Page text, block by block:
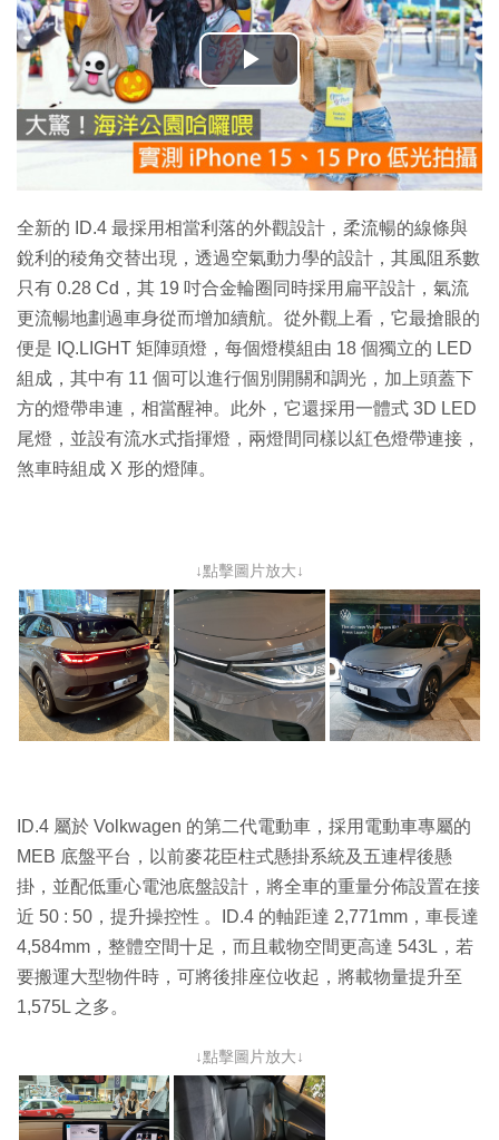
播
放
影
片
全新的 ID.4 最採用相當利落的外觀設計，柔流暢的線條與
銳利的稜角交替出現，透過空氣動力學的設計，其風阻系數
只有 0.28 Cd，其 19 吋合金輪圈同時採用扁平設計，氣流
更流暢地劃過車身從而增加續航。從外觀上看，它最搶眼的
便是 IQ.LIGHT 矩陣頭燈，每個燈模組由 18 個獨立的 LED
組成，其中有 11 個可以進行個別開關和調光，加上頭蓋下
方的燈帶串連，相當醒神。此外，它還採用一體式 3D LED
尾燈，並設有流水式指揮燈，兩燈間同樣以紅色燈帶連接，
煞車時組成 X 形的燈陣。
↓點擊圖片放大↓
ID.4 屬於 Volkwagen 的第二代電動車，採用電動車專屬的
MEB 底盤平台，以前麥花臣柱式懸掛系統及五連桿後懸
掛，並配低重心電池底盤設計，將全車的重量分佈設置在接
近 50 : 50，提升操控性 。ID.4 的軸距達 2,771mm，車長達
4,584mm，整體空間十足，而且載物空間更高達 543L，若
要搬運大型物件時，可將後排座位收起，將載物量提升至
1,575L 之多。
↓點擊圖片放大↓